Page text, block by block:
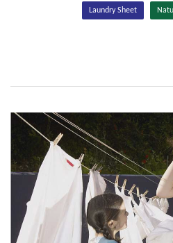
Laundry Sheet